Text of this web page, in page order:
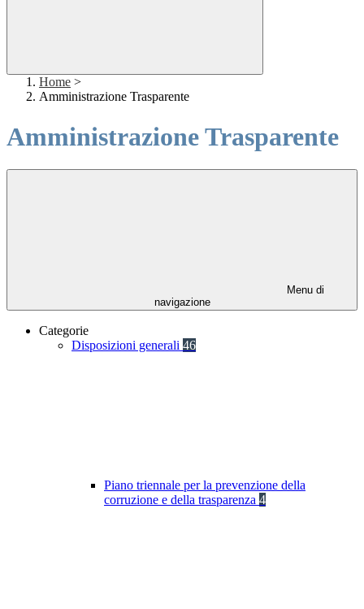
Home >
Amministrazione Trasparente
Amministrazione Trasparente
Menu di
navigazione
Categorie
Disposizioni generali 46
Piano triennale per la prevenzione della
corruzione e della trasparenza 4